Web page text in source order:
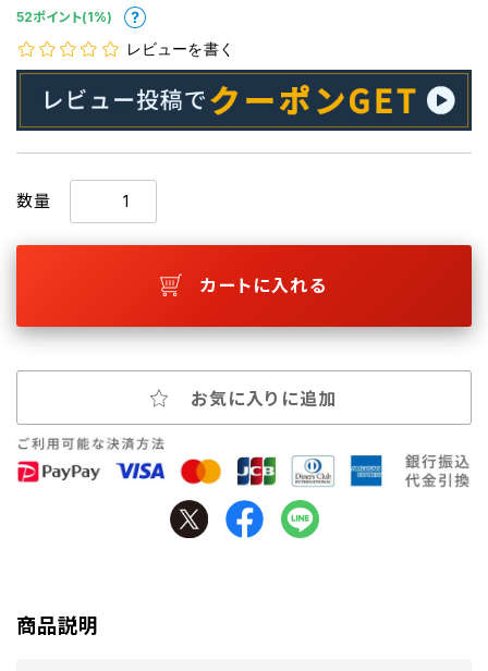
52ポイント(1%)
レビューを書く
数量
カートに入れる
お気に入りに追加
商品説明